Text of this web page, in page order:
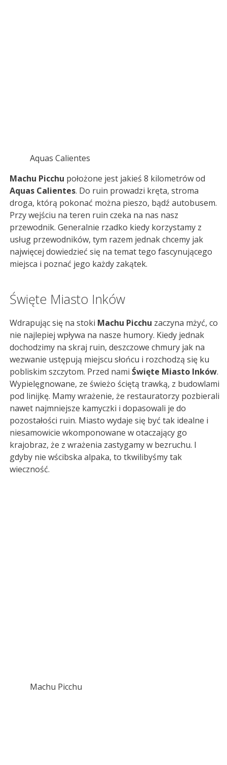
Aquas Calientes
Machu Picchu położone jest jakieś 8 kilometrów od
Aquas Calientes. Do ruin prowadzi kręta, stroma
droga, którą pokonać można pieszo, bądź autobusem.
Przy wejściu na teren ruin czeka na nas nasz
przewodnik. Generalnie rzadko kiedy korzystamy z
usług przewodników, tym razem jednak chcemy jak
najwięcej dowiedzieć się na temat tego fascynującego
miejsca i poznać jego każdy zakątek.
Święte Miasto Inków
Wdrapując się na stoki Machu Picchu zaczyna mżyć, co
nie najlepiej wpływa na nasze humory. Kiedy jednak
dochodzimy na skraj ruin, deszczowe chmury jak na
wezwanie ustępują miejscu słońcu i rozchodzą się ku
pobliskim szczytom. Przed nami Święte Miasto Inków.
Wypielęgnowane, ze świeżo ściętą trawką, z budowlami
pod linijkę. Mamy wrażenie, że restauratorzy pozbierali
nawet najmniejsze kamyczki i dopasowali je do
pozostałości ruin. Miasto wydaje się być tak idealne i
niesamowicie wkomponowane w otaczający go
krajobraz, że z wrażenia zastygamy w bezruchu. I
gdyby nie wścibska alpaka, to tkwilibyśmy tak
wieczność.
Machu Picchu